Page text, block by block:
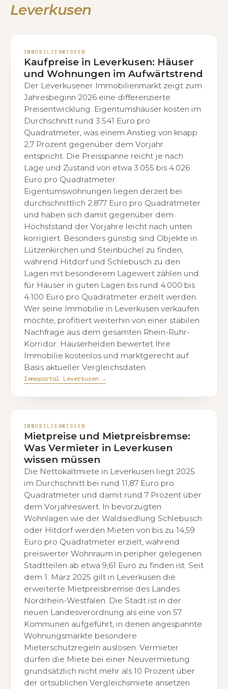
Leverkusen
IMMOBILIENWISSEN
Kaufpreise in Leverkusen: Häuser
und Wohnungen im Aufwärtstrend
Der Leverkusener Immobilienmarkt zeigt zum
Jahresbeginn 2026 eine differenzierte
Preisentwicklung. Eigentumshäuser kosten im
Durchschnitt rund 3.541 Euro pro
Quadratmeter, was einem Anstieg von knapp
2,7 Prozent gegenüber dem Vorjahr
entspricht. Die Preisspanne reicht je nach
Lage und Zustand von etwa 3.055 bis 4.026
Euro pro Quadratmeter.
Eigentumswohnungen liegen derzeit bei
durchschnittlich 2.877 Euro pro Quadratmeter
und haben sich damit gegenüber dem
Höchststand der Vorjahre leicht nach unten
korrigiert. Besonders günstig sind Objekte in
Lützenkirchen und Steinbüchel zu finden,
während Hitdorf und Schlebusch zu den
Lagen mit besonderem Lagewert zählen und
für Häuser in guten Lagen bis rund 4.000 bis
4.100 Euro pro Quadratmeter erzielt werden.
Wer seine Immobilie in Leverkusen verkaufen
möchte, profitiert weiterhin von einer stabilen
Nachfrage aus dem gesamten Rhein-Ruhr-
Korridor. Häuserhelden bewertet Ihre
Immobilie kostenlos und marktgerecht auf
Basis aktueller Vergleichsdaten.
Immoportal Leverkusen →
IMMOBILIENWISSEN
Mietpreise und Mietpreisbremse:
Was Vermieter in Leverkusen
wissen müssen
Die Nettokaltmiete in Leverkusen liegt 2025
im Durchschnitt bei rund 11,87 Euro pro
Quadratmeter und damit rund 7 Prozent über
dem Vorjahreswert. In bevorzugten
Wohnlagen wie der Waldsiedlung Schlebusch
oder Hitdorf werden Mieten von bis zu 14,59
Euro pro Quadratmeter erzielt, während
preiswerter Wohnraum in peripher gelegenen
Stadtteilen ab etwa 9,61 Euro zu finden ist. Seit
dem 1. März 2025 gilt in Leverkusen die
erweiterte Mietpreisbremse des Landes
Nordrhein-Westfalen. Die Stadt ist in der
neuen Landesverordnung als eine von 57
Kommunen aufgeführt, in denen angespannte
Wohnungsmärkte besondere
Mieterschutzregeln auslösen. Vermieter
dürfen die Miete bei einer Neuvermietung
grundsätzlich nicht mehr als 10 Prozent über
der ortsüblichen Vergleichsmiete ansetzen.